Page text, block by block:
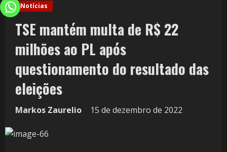
Notícias
TSE mantém multa de R$ 22
milhões ao PL após
questionamento do resultado das
eleições
Markos Zaurelio 15 de dezembro de 2022